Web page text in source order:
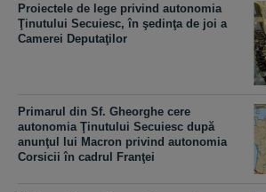
Proiectele de lege privind autonomia
Ţinutului Secuiesc, în şedinţa de joi a
Camerei Deputaţilor
Primarul din Sf. Gheorghe cere
autonomia Ţinutului Secuiesc după
anunţul lui Macron privind autonomia
Corsicii în cadrul Franţei